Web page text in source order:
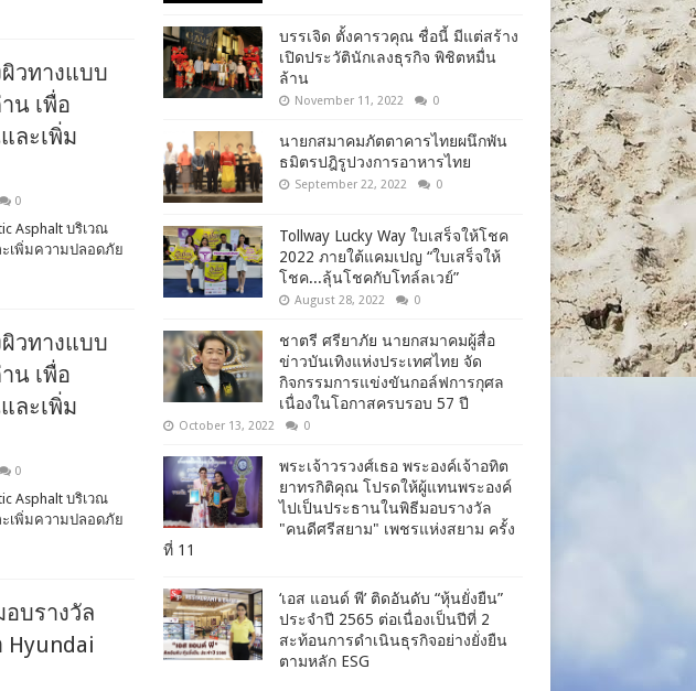
วทางแบบ
น เพื่อ
ละเพิ่ม
0
Asphalt บริเวณ
เพิ่มความปลอดภัย
วทางแบบ
น เพื่อ
ละเพิ่ม
0
Asphalt บริเวณ
เพิ่มความปลอดภัย
อบรางวัล
บรรเจิด ตั้งคารวคุณ ชื่อนี้ มีแต่สร้าง
เปิดประวัตินักเลงธุรกิจ พิชิตหมื่น
ล้าน
November 11, 2022 0
นายกสมาคมภัตตาคารไทยผนึกพัน
ธมิตรปฎิรูปวงการอาหารไทย
September 22, 2022 0
Tollway Lucky Way ใบเสร็จให้โชค
2022 ภายใต้แคมเปญ “ใบเสร็จให้
โชค...ลุ้นโชคกับโทล์ลเวย์”
August 28, 2022 0
ชาตรี​ ศรียาภัย​ นายกสมาคม​ผู้​สื่อ
ข่าว​บันเทิง​แห่ง​ประเทศไทย​ จัด
กิจกรรม​การแข่งขัน​กอล์ฟ​การ​กุศล​
เนื่อง​ใน​โอกาสครบรอบ​ 57​ ปี
October 13, 2022 0
พระเจ้าวรวงศ์เธอ พระองค์เจ้าอทิต
ยาทรกิติคุณ โปรดให้ผู้แทนพระองค์
ไปเป็นประธานในพิธีมอบรางวัล
"คนดีศรีสยาม" เพชรแห่งสยาม ครั้ง
ที่ 11
‘เอส แอนด์ พี’ ติดอันดับ “หุ้นยั่งยืน”
ประจำปี 2565 ต่อเนื่องเป็นปีที่ 2
สะท้อนการดำเนินธุรกิจอย่างยั่งยืน
ตามหลัก ESG